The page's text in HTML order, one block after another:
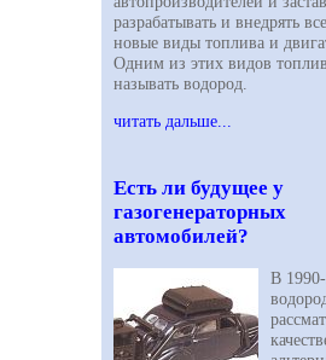
разрабатывать и внедрять
новые виды топлива и
Одним из этих видов
называть водород.
читать дальше...
Есть ли будущее у
газогенераторных
автомобилей?
В